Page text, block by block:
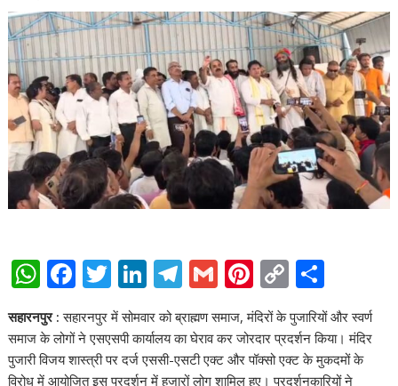
W
at
s
F
e
b
T
w
itt
er
Li
k
e
T
e
gr
G
ai
l
Pi
nt
er
e
C
p
y
h
ar
e
सहारनपुर : सहारनपुर में सोमवार को ब्राह्मण समाज, मंदिरों के पुजारियों और स्वर्ण
समाज के लोगों ने एसएसपी कार्यालय का घेराव कर जोरदार प्रदर्शन किया। मंदिर
पुजारी विजय शास्त्री पर दर्ज एससी-एसटी एक्ट और पॉक्सो एक्ट के मुकदमों के
विरोध में आयोजित इस प्रदर्शन में हजारों लोग शामिल हुए। प्रदर्शनकारियों ने